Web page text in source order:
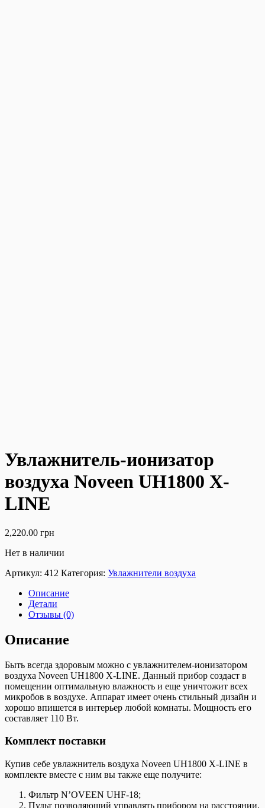
Увлажнитель-ионизатор
воздуха Noveen UH1800 X-
LINE
2,220.00 грн
Нет в наличии
Артикул: 412 Категория: Увлажнители воздуха
Описание
Детали
Отзывы (0)
Описание
Быть всегда здоровым можно с увлажнителем-ионизатором
воздуха Noveen UH1800 X-LINE. Данный прибор создаст в
помещении оптимальную влажность и еще уничтожит всех
микробов в воздухе. Аппарат имеет очень стильный дизайн и
хорошо впишется в интерьер любой комнаты. Мощность его
составляет 110 Вт.
Комплект поставки
Купив себе увлажнитель воздуха Noveen UH1800 X-LINE в
комплекте вместе с ним вы также еще получите:
Фильтр N’OVEEN UHF-18;
Пульт позволяющий управлять прибором на расстоянии.